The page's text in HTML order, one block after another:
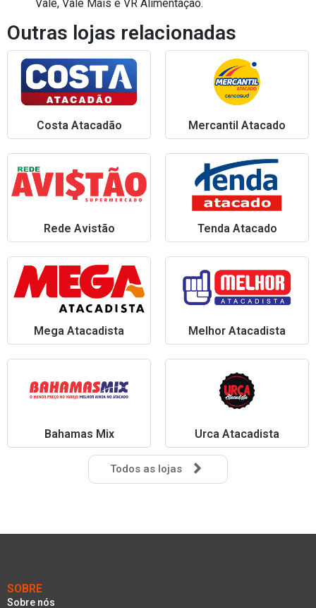
Vale, Vale Mais e VR Alimentação.
Outras lojas relacionadas
Costa Atacadão Mercantil Atacado
Rede Avistão Tenda Atacado
Mega Atacadista Melhor Atacadista
Bahamas Mix Urca Atacadista
Todos as lojas
SOBRE
Sobre nós